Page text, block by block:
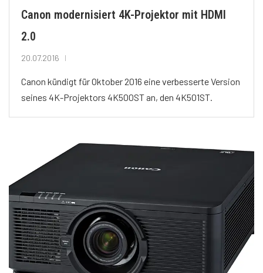
Canon modernisiert 4K-Projektor mit HDMI
2.0
20.07.2016
Canon kündigt für Oktober 2016 eine verbesserte Version
seines 4K-Projektors 4K500ST an, den 4K501ST.